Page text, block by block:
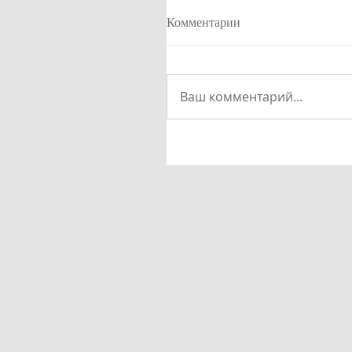
Комментарии
Ваш комментарий...